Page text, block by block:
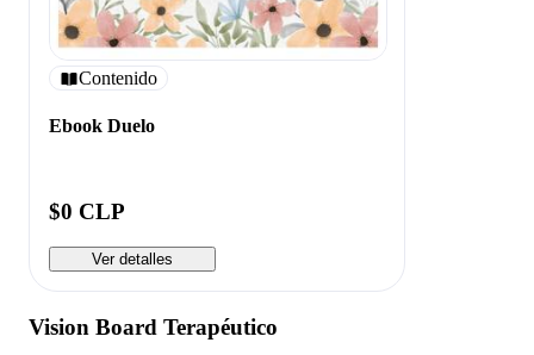
Contenido
Ebook Duelo
$0 CLP
Ver detalles
Vision Board Terapéutico